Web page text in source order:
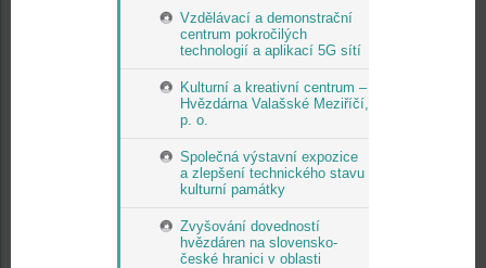
Vzdělávací a demonstrační
centrum pokročilých
technologií a aplikací 5G sítí
Kulturní a kreativní centrum –
Hvězdárna Valašské Meziříčí,
p. o.
Společná výstavní expozice
a zlepšení technického stavu
kulturní památky
Zvyšování dovedností
hvězdáren na slovensko-
české hranici v oblasti